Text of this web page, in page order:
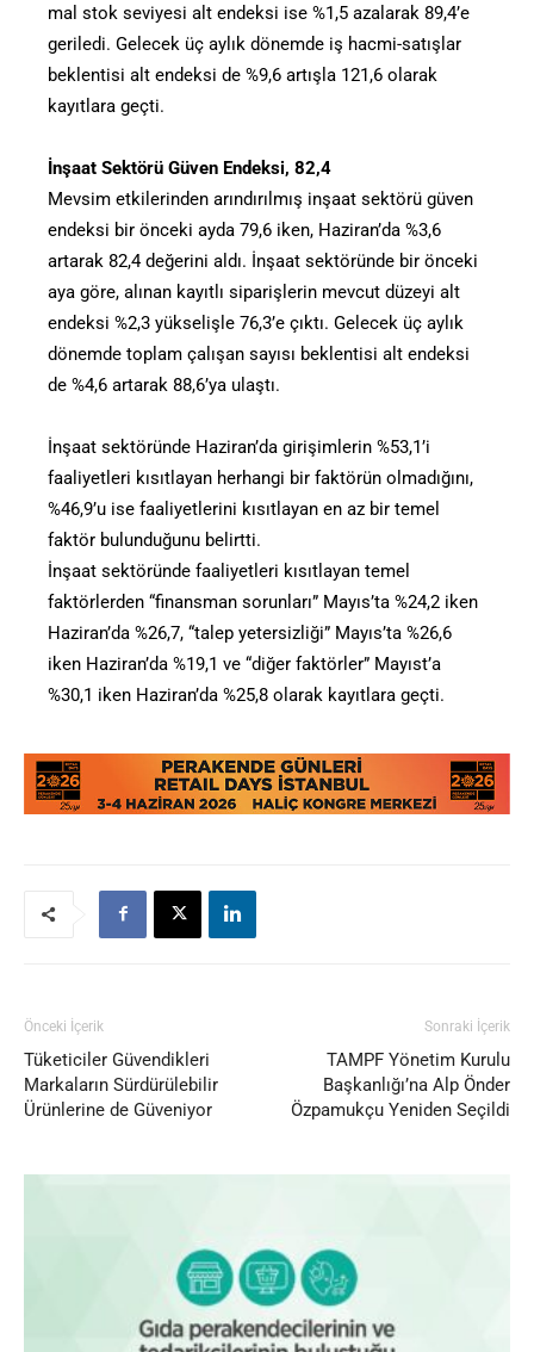
mal stok seviyesi alt endeksi ise %1,5 azalarak 89,4’e
geriledi. Gelecek üç aylık dönemde iş hacmi-satışlar
beklentisi alt endeksi de %9,6 artışla 121,6 olarak
kayıtlara geçti.
İnşaat Sektörü Güven Endeksi, 82,4
Mevsim etkilerinden arındırılmış inşaat sektörü güven
endeksi bir önceki ayda 79,6 iken, Haziran’da %3,6
artarak 82,4 değerini aldı. İnşaat sektöründe bir önceki
aya göre, alınan kayıtlı siparişlerin mevcut düzeyi alt
endeksi %2,3 yükselişle 76,3’e çıktı. Gelecek üç aylık
dönemde toplam çalışan sayısı beklentisi alt endeksi
de %4,6 artarak 88,6’ya ulaştı.
İnşaat sektöründe Haziran’da girişimlerin %53,1’i
faaliyetleri kısıtlayan herhangi bir faktörün olmadığını,
%46,9’u ise faaliyetlerini kısıtlayan en az bir temel
faktör bulunduğunu belirtti.
İnşaat sektöründe faaliyetleri kısıtlayan temel
faktörlerden “finansman sorunları” Mayıs’ta %24,2 iken
Haziran’da %26,7, “talep yetersizliği” Mayıs’ta %26,6
iken Haziran’da %19,1 ve “diğer faktörler” Mayıst’a
%30,1 iken Haziran’da %25,8 olarak kayıtlara geçti.
Önceki İçerik
Tüketiciler Güvendikleri
Markaların Sürdürülebilir
Ürünlerine de Güveniyor
Sonraki İçerik
TAMPF Yönetim Kurulu
Başkanlığı’na Alp Önder
Özpamukçu Yeniden Seçildi